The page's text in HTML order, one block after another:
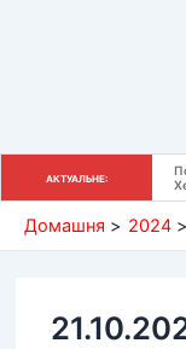
АКТУАЛЬНЕ:
Домашня 2024